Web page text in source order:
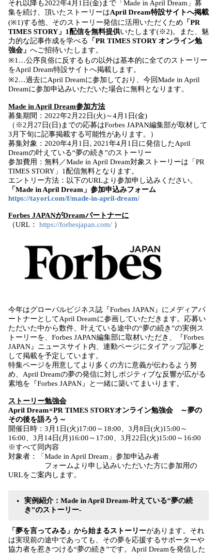
それ以降も2022年4月1日(金)まで「Made in April Dream」募
集を続け、頂いたストーリーはApril Dream特設サイトへ掲載
(※1)する他、そのストーリー発信に活用いただくため 「PR
TIMES STORY」1配信を無料提供いたします(※2)。また、魅
力的な記事作成を学べる
「PR TIMES STORY オンライン勉
強会」 へご招待いたします。
※1…公序良俗に反するもの以外は基本的に全てのストーリー
をApril Dream特設サイトへ掲載します。
※2…過去にApril Dreamに参加しており、今回Made in April
Dreamに参加申込みいただいた場合に無料となります。
Made in April Dream参加方法
募集期間：2022年2月22日(火)～4月1日(金)
（※2月27日(日)までの応募はForbes JAPAN編集部が取材して
3月下旬に記事掲載する可能性があります。）
募集対象：2020年4月1日, 2021年4月1日に発信したApril
Dreamの叶えている“夢の続き”のストーリー
参加費用：無料／Made in April Dream対象ストーリーは「PR
TIMES STORY」1配信無料となります。
エントリー方法：以下のURLより参加申し込みください。
「Made in April Dream」参加申込みフォーム
https://tayori.com/f/made-in-april-dream/
Forbes JAPANがDreamパートナーに
（URL： https://forbesjapan.com/ ）
今年はグローバルビジネス誌『Forbes JAPAN』にメディアパ
ートナーとしてApril Dreamに参画していただきます。応募い
ただいた中から数件、叶えている途中の“夢の続き”の実例ス
トーリーを、Forbes JAPAN編集部に取材いただき、『Forbes
JAPAN』ニュースサイト内、連動ページにタイアップ記事と
して掲載を予定しています。
特集ページを用意してより多くの方に意義が伝わるよう努
め、April Dreamの夢の発信に対しポジティブな反響が広がる
素地を『Forbes JAPAN』と一緒に築いてまいります。
ストーリー勉強会
April Dream×PR TIMES STORYオンライン勉強会 ～夢の
その後を語ろう～
開催日時：3月1日(火)17:00～18:00、3月8日(火)15:00～
16:00、3月14日(月)16:00～17:00、3月22日(火)15:00～16:00
※すべて同内容
対象者：「Made in April Dream」参加申込み者
フォームより申し込みいただいた方に参加用の
URLをご案内します。
実例紹介：Made in April Dream‐叶えている“夢の続
き”のストーリー‐
「夢を言ってみる」から始まるストーリーがあります。それ
は実現前の途中であっても、その夢を応援するサポーターや
協力者を惹きつける“夢の続き”です。April Dreamを発信した